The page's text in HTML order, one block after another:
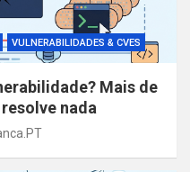
VULNERABILIDADES & CVES
Mais de
nada